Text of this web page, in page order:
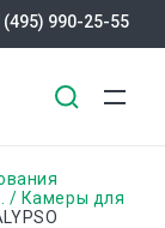
(495) 990-25-55
Камеры для